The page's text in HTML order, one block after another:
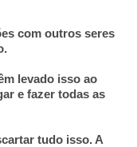
com outros seres
levado isso ao
e fazer todas as
tudo isso. A